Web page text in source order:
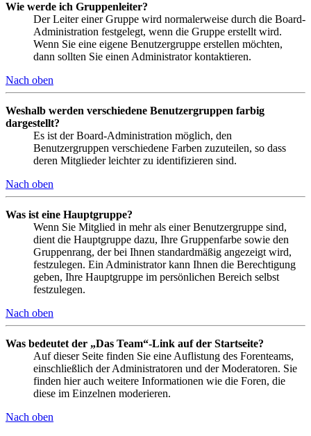
Wie werde ich Gruppenleiter?
Der Leiter einer Gruppe wird normalerweise durch die Board-
Administration festgelegt, wenn die Gruppe erstellt wird.
Wenn Sie eine eigene Benutzergruppe erstellen möchten,
dann sollten Sie einen Administrator kontaktieren.
Nach oben
Weshalb werden verschiedene Benutzergruppen farbig
dargestellt?
Es ist der Board-Administration möglich, den
Benutzergruppen verschiedene Farben zuzuteilen, so dass
deren Mitglieder leichter zu identifizieren sind.
Nach oben
Was ist eine Hauptgruppe?
Wenn Sie Mitglied in mehr als einer Benutzergruppe sind,
dient die Hauptgruppe dazu, Ihre Gruppenfarbe sowie den
Gruppenrang, der bei Ihnen standardmäßig angezeigt wird,
festzulegen. Ein Administrator kann Ihnen die Berechtigung
geben, Ihre Hauptgruppe im persönlichen Bereich selbst
festzulegen.
Nach oben
Was bedeutet der „Das Team“-Link auf der Startseite?
Auf dieser Seite finden Sie eine Auflistung des Forenteams,
einschließlich der Administratoren und der Moderatoren. Sie
finden hier auch weitere Informationen wie die Foren, die
diese im Einzelnen moderieren.
Nach oben